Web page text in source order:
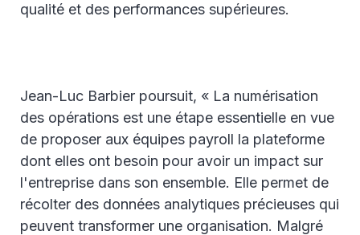
qualité et des performances supérieures.
Jean-Luc Barbier poursuit, « La numérisation
des opérations est une étape essentielle en vue
de proposer aux équipes payroll la plateforme
dont elles ont besoin pour avoir un impact sur
l'entreprise dans son ensemble. Elle permet de
récolter des données analytiques précieuses qui
peuvent transformer une organisation. Malgré